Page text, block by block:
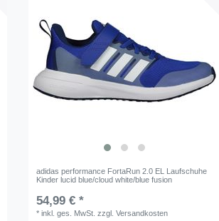
adidas performance FortaRun 2.0 EL Laufschuhe
Kinder lucid blue/cloud white/blue fusion
54,99 € *
*inkl. ges. MwSt. zzgl.Versandkosten